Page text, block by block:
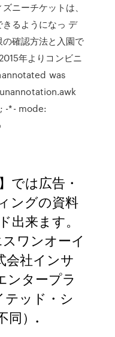
ニーチケットは、
るようになっ デ
確認方法と入園で
年よりコンビニ
was
-*- mode:
では広告・
ングの資料
出来ます。
ワンオーイ
会社インサ
ンタープラ
テッド・シ
同）.